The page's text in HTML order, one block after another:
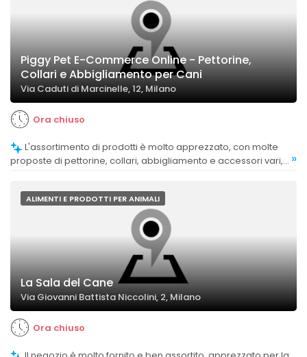
Piggy Pet E-Commerce Online - Pettorine,
Collari e Abbigliamento per Cani
Via Caduti di Marcinelle, 12, Milano
Ora chiuso
proposte di pettorine, collari, abbigliamento e accessori vari,
»
ALIMENTI E PRODOTTI PER ANIMALI
La Sala del Cane
Via Giovanni Battista Niccolini, 2, Milano
Ora chiuso